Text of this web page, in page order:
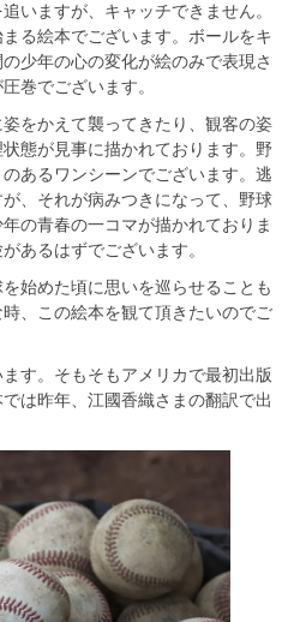
いますが、キャッチできません。
る絵本でございます。ボールをキ
少年の心の変化が絵のみで表現さ
巻でございます。
をかえて襲ってきたり、観客の姿
態が見事に描かれております。野
あるワンシーンでございます。逃
、それが病みつきになって、野球
の青春の一コマが描かれておりま
あるはずでございます。
始めた頃に思いを巡らせることも
、この絵本を観て頂きたいのでご
す。そもそもアメリカで最初出版
は昨年、江國香織さまの翻訳で出